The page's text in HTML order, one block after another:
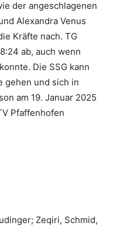
der angeschlagenen
Alexandra Venus
Kräfte nach. TG
ab, auch wenn
Die SSG kann
gehen und sich in
am 19. Januar 2025
Pfaffenhofen
Zeqiri, Schmid,